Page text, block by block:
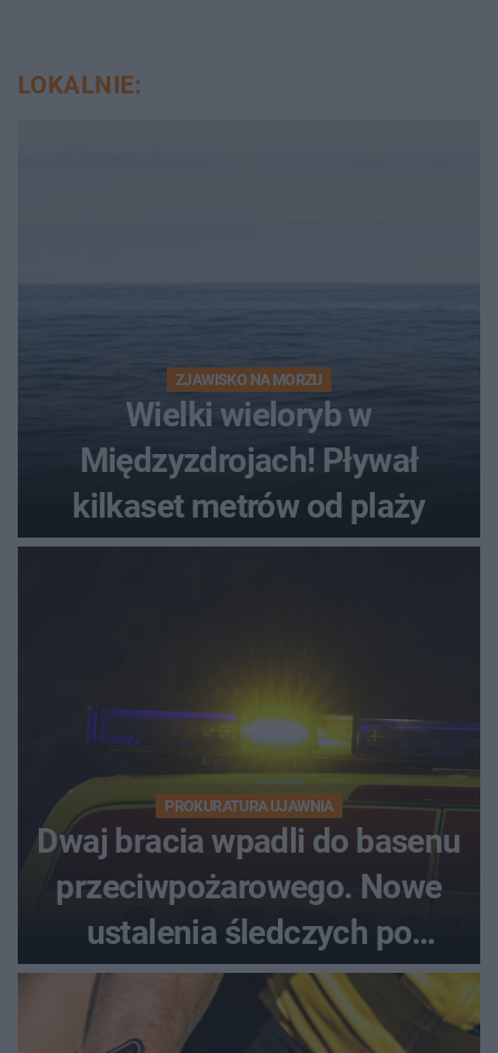
LOKALNIE:
ZJAWISKO NA MORZU
Wielki wieloryb w
Międzyzdrojach! Pływał
kilkaset metrów od plaży
PROKURATURA UJAWNIA
Dwaj bracia wpadli do basenu
przeciwpożarowego. Nowe
ustalenia śledczych po
dramatycznej akcji